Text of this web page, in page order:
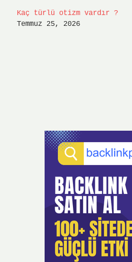
Kaç türlü otizm vardır ?
Temmuz 25, 2026